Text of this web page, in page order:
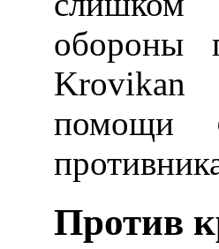
обороны
Krovikan
помощи
Против